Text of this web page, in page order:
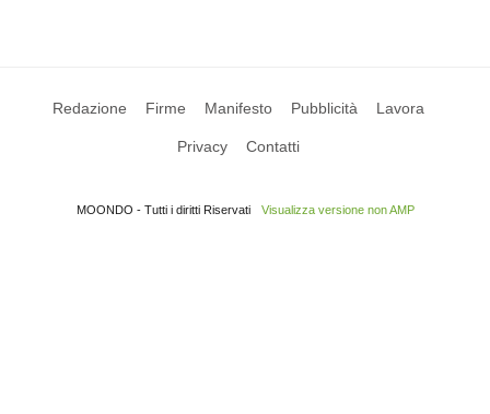
Redazione Firme Manifesto Pubblicità Lavora
Privacy Contatti
MOONDO - Tutti i diritti Riservati Visualizza versione non AMP